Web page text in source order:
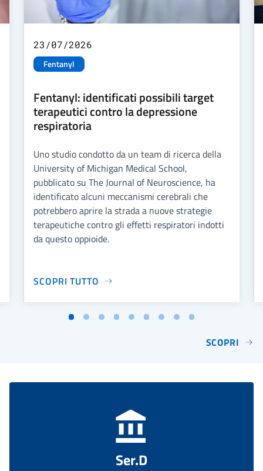
Fentanyl
23/07/2026
Fentanyl: identificati possibili target
terapeutici contro la depressione
respiratoria
Uno studio condotto da un team di ricerca della
University of Michigan Medical School,
pubblicato su The Journal of Neuroscience, ha
identificato alcuni meccanismi cerebrali che
potrebbero aprire la strada a nuove strategie
terapeutiche contro gli effetti respiratori indotti
da questo oppioide.
SCOPRI TUTTO
SCOPRI
Ser.D